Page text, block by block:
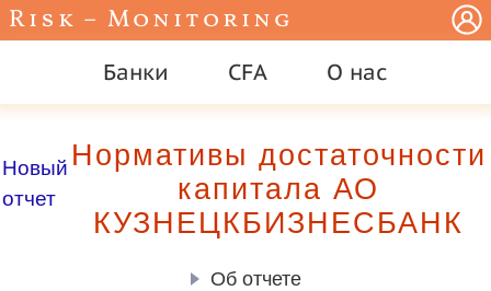
Risk – Monitoring
Банки CFA О нас
Новый
отчет
Нормативы достаточности
капитала АО
КУЗНЕЦКБИЗНЕСБАНК
Об отчете